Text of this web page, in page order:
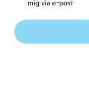
mig via e-post